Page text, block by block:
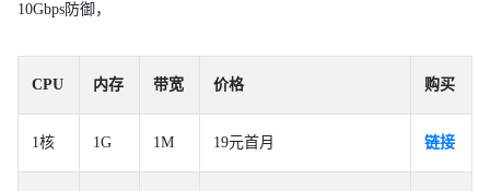
10Gbps防御，
CPU 内存 带宽 价格 购买
1核 1G 1M 19元首月 链接